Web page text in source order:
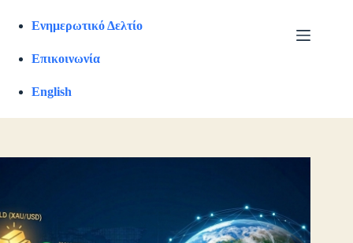
Ενημερωτικό Δελτίο
Επικοινωνία
English